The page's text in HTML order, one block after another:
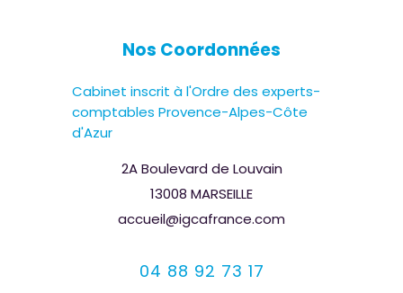
Nos Coordonnées
Cabinet inscrit à l'Ordre des experts-
comptables Provence-Alpes-Côte
d'Azur
2A Boulevard de Louvain
13008 MARSEILLE
accueil@igcafrance.com
04 88 92 73 17